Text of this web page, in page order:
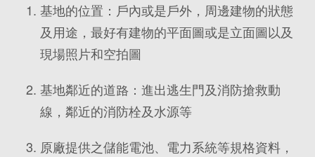
基地的位置：戶內或是戶外，周邊建物的狀態
及用途，最好有建物的平面圖或是立面圖以及
現場照片和空拍圖
基地鄰近的道路：進出逃生門及消防搶救動
線，鄰近的消防栓及水源等
原廠提供之儲能電池、電力系統等規格資料，